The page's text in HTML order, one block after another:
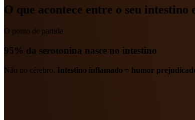
O que acontece entre o seu intestino
O ponto de partida
95% da serotonina nasce no intestino
Não no cérebro. Intestino inflamado = humor